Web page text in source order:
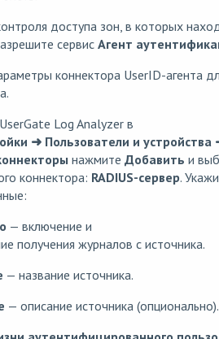
доступа зон, в которых
сервис Агент
коннектора UserID-агента
Log Analyzer в
➜ Пользователи и устройства
нажмите Добавить и
коннектора: RADIUS-сервер.
— включение и
получения журналов с источника.
— название источника.
— описание источника (опционально).